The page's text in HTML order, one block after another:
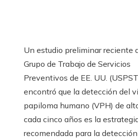
Un estudio preliminar reciente
Grupo de Trabajo de Servicios
Preventivos de EE. UU.
encontró que la detección del
papiloma humano (VPH) de
cada cinco años es la
recomendada para la